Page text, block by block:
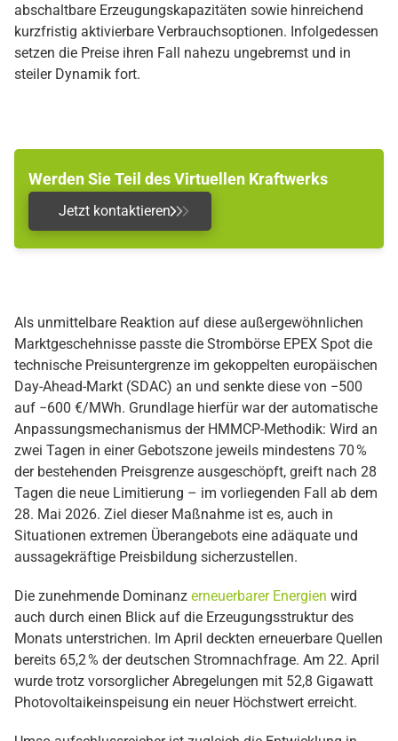
abschaltbare Erzeugungskapazitäten sowie hinreichend
kurzfristig aktivierbare Verbrauchsoptionen. Infolgedessen
setzen die Preise ihren Fall nahezu ungebremst und in
steiler Dynamik fort.
Werden Sie Teil des Virtuellen Kraftwerks
Jetzt kontaktieren
Als unmittelbare Reaktion auf diese außergewöhnlichen
Marktgeschehnisse passte die Strombörse EPEX Spot die
technische Preisuntergrenze im gekoppelten europäischen
Day-Ahead-Markt (SDAC) an und senkte diese von −500
auf −600 €/MWh. Grundlage hierfür war der automatische
Anpassungsmechanismus der HMMCP-Methodik: Wird an
zwei Tagen in einer Gebotszone jeweils mindestens 70 %
der bestehenden Preisgrenze ausgeschöpft, greift nach 28
Tagen die neue Limitierung – im vorliegenden Fall ab dem
28. Mai 2026. Ziel dieser Maßnahme ist es, auch in
Situationen extremen Überangebots eine adäquate und
aussagekräftige Preisbildung sicherzustellen.
Die zunehmende Dominanz erneuerbarer Energien wird
auch durch einen Blick auf die Erzeugungsstruktur des
Monats unterstrichen. Im April deckten erneuerbare Quellen
bereits 65,2 % der deutschen Stromnachfrage. Am 22. April
wurde trotz vorsorglicher Abregelungen mit 52,8 Gigawatt
Photovoltaikeinspeisung ein neuer Höchstwert erreicht.